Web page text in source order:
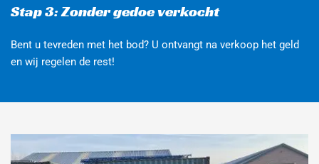
Stap 3: Zonder gedoe verkocht
Bent u tevreden met het bod? U ontvangt na verkoop het geld
en wij regelen de rest!